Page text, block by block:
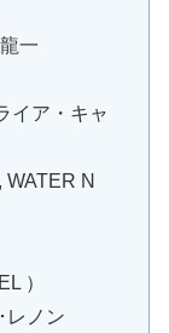
一
イア・キャ
N
）
レノン